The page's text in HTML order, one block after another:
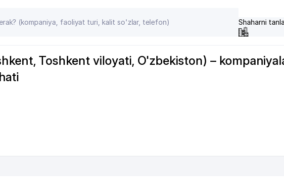
Shaharni
Toshkent viloyati, O'zbekiston) –